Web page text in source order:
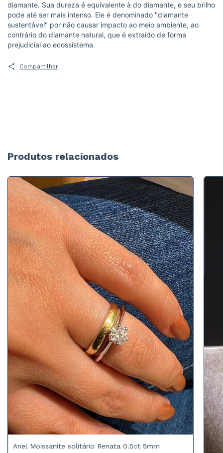
diamante. Sua dureza é equivalente à do diamante, e seu brilho
pode até ser mais intenso. Ele é denominado "diamante
sustentável" por não causar impacto ao meio ambiente, ao
contrário do diamante natural, que é extraído de forma
prejudicial ao ecossistema.
Compartilhar
Produtos relacionados
Anel Moissanite solitário Renata 0.5ct 5mm